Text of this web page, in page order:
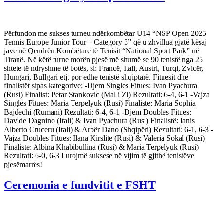
Përfundon me sukses turneu ndërkombëtar U14 “NSP Open 2025
Tennis Europe Junior Tour – Category 3” që u zhvillua gjatë kësaj
jave në Qendrën Kombëtare të Tenisit “National Sport Park” në
Tiranë. Në këtë turne morën pjesë më shumë se 90 tenistë nga 25
shtete të ndryshme të botës, si: Francë, Itali, Austri, Turqi, Zvicër,
Hungari, Bullgari etj. por edhe tenistë shqiptarë. Fituesit dhe
finalistët sipas kategorive: -Djem Singles Fitues: Ivan Pyachura
(Rusi) Finalist: Petar Stankovic (Mal i Zi) Rezultati: 6-4, 6-1 -Vajza
Singles Fitues: Maria Terpelyuk (Rusi) Finaliste: Maria Sophia
Bajdechi (Rumani) Rezultati: 6-4, 6-1 -Djem Doubles Fitues:
Davide Dagnino (Itali) & Ivan Pyachura (Rusi) Finalistë: Ianis
Alberto Cruceru (Itali) & Arbër Dano (Shqipëri) Rezultati: 6-1, 6-3 -
Vajza Doubles Fitues: Ilana Kirslite (Rusi) & Valeria Sokal (Rusi)
Finaliste: Albina Khabibullina (Rusi) & Maria Terpelyuk (Rusi)
Rezultati: 6-0, 6-3 I urojmë suksese në vijim të gjithë tenistëve
pjesëmarrës!
Ceremonia e fundvitit e FSHT